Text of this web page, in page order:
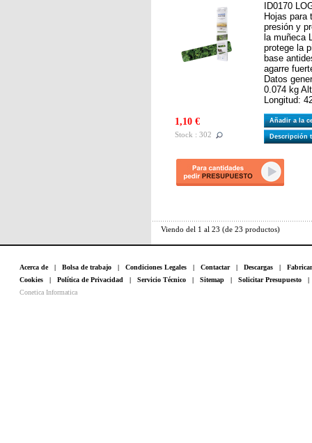
ID0170
Hojas para
presión y
la muñeca
protege la
base
agarre
Datos
0.074 kg
Longitud:
1,10 €
Stock : 302
Añadir a la
Descripción
Viendo del 1 al 23 (de 23 productos)
Acerca de| Bolsa de trabajo | Condiciones Legales | Contactar| Descargas |
Cookies | Política de Privacidad | Servicio Técnico | Sitemap | Solicitar Presupuesto
Conetica Informatica